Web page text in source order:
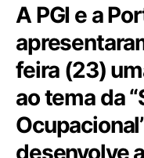
A PGI e a
feira (23)
ao tema da
desenvolve